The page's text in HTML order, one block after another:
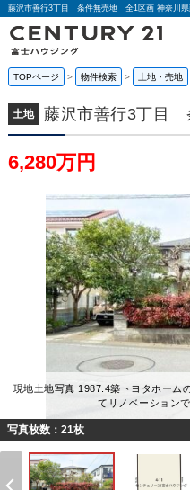
TOPページ 物件検索 土地・売地
土地 藤沢市善行3丁目
6,280万円
現地土地写真 1987.4築トヨタホーム
てリノベーション
写真枚数：21枚